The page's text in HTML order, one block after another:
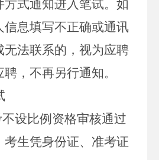
方式通知进入笔试。如
信息填写不正确或通讯
无法联系的，视为应聘
，不再另行通知。
设比例资格审核通过
考生凭身份证、准考证